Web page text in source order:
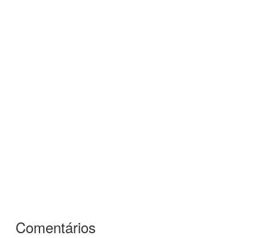
Comentários